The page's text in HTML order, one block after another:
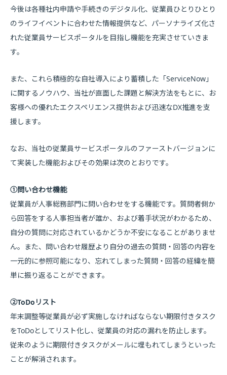
今後は各種社内申請や手続きのデジタル化、従業員ひとりひとり
のライフイベントに合わせた情報提供など、パーソナライズ化さ
れた従業員サービスポータルを目指し機能を充実させていきま
す。
また、これら積極的な自社導入により蓄積した「ServiceNow」
に関するノウハウ、当社が直面した課題と解決方法をもとに、お
客様への優れたエクスペリエンス提供および迅速なDX推進を支
援します。
なお、当社の従業員サービスポータルのファーストバージョンに
て実装した機能およびその効果は次のとおりです。
①問い合わせ機能
従業員が人事総務部門に問い合わせをする機能です。質問者側か
ら回答をする人事担当者が誰か、および着手状況がわかるため、
自分の質問に対応されているかどうか不安になることがありませ
ん。また、問い合わせ履歴より自分の過去の質問・回答の内容を
一元的に参照可能になり、忘れてしまった質問・回答の経緯を簡
単に振り返ることができます。
②ToDoリスト
年末調整等従業員が必ず実施しなければならない期限付きタスク
をToDoとしてリスト化し、従業員の対応の漏れを防止します。
従来のように期限付きタスクがメールに埋もれてしまうといった
ことが解消されます。